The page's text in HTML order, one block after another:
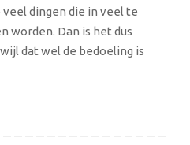
dingen die in veel te
worden. Dan is het dus
dat wel de bedoeling is